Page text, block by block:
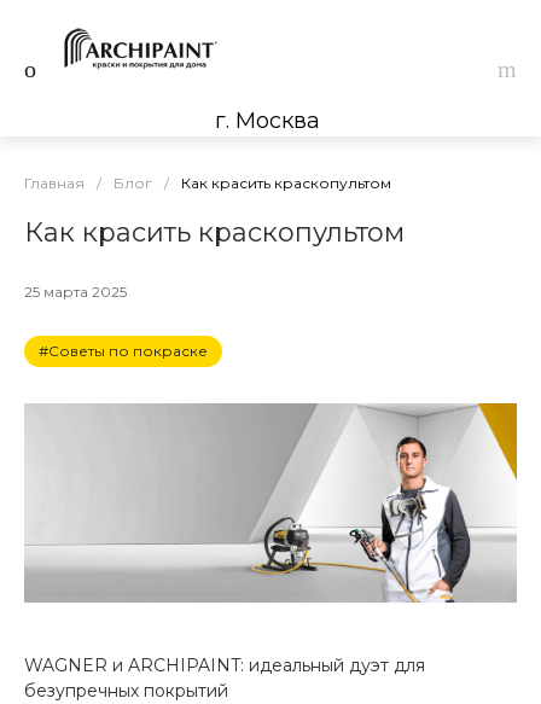
г. Москва
Главная / Блог / Как красить краскопультом
Как красить краскопультом
25 марта 2025
#Советы по покраске
WAGNER и ARCHIPAINT: идеальный дуэт для
безупречных покрытий